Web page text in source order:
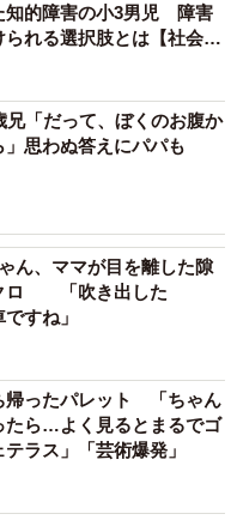
知的障害の小3男児 障害
れる選択肢とは【社会福
兄「だって、ぼくのお腹か
思わぬ答えにパパも
ん、ママが目を離した隙
ロ 「吹き出した
すね」
帰ったパレット 「ちゃん
たら…よく見るとまるでゴ
ラス」「芸術爆発」